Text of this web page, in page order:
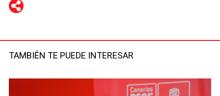
TAMBIÉN TE PUEDE INTERESAR